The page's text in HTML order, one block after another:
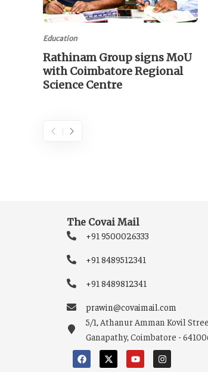
Education
Rathinam Group signs MoU
with Coimbatore Regional
Science Centre
The Covai Mail
+91 9500026333
+91 8489512341
+91 8489812341
prawin@covaimail.com
5/1, Athanur Amman Kovil
Ganapathy, Coimbatore -